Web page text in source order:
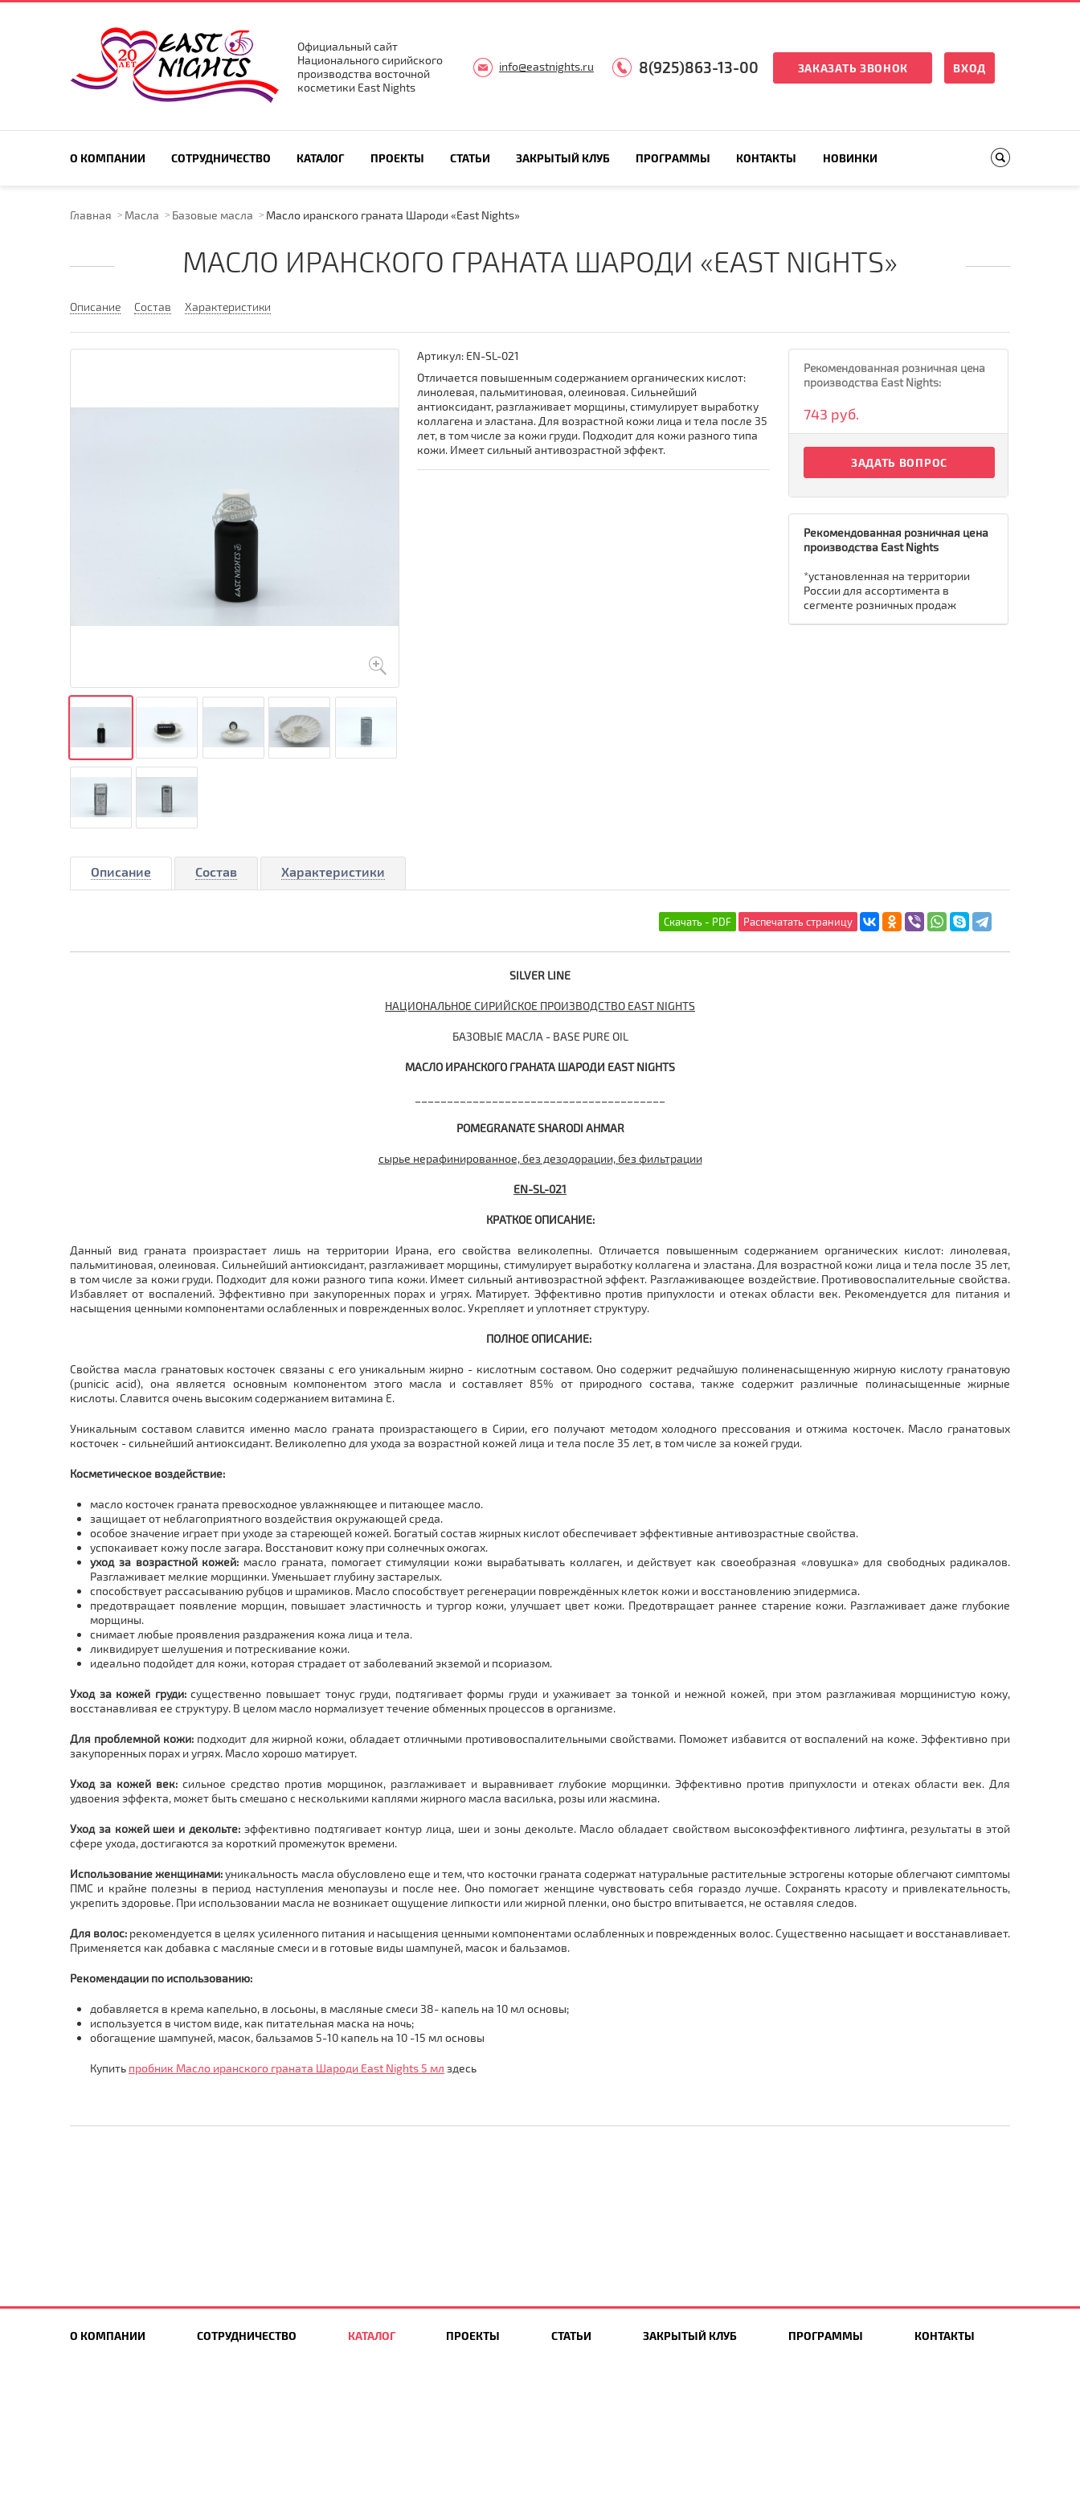
Официальный сайт
Национального сирийского
производства восточной
косметики East Nights
info@eastnights.ru 8(925)863-13-00 ЗАКАЗАТЬ ЗВОНОК ВХОД
О КОМПАНИИ СОТРУДНИЧЕСТВО КАТАЛОГ ПРОЕКТЫ СТАТЬИ ЗАКРЫТЫЙ КЛУБ ПРОГРАММЫ КОНТАКТЫ НОВИНКИ
ПОИСК ПО САЙТУ
Главная Масла Базовые масла Масло иранского граната Шароди «East Nights»
МАСЛО ИРАНСКОГО ГРАНАТА ШАРОДИ «EAST NIGHTS»
Описание Состав Характеристики
Артикул: EN-SL-021
Отличается повышенным содержанием органических кислот:
линолевая, пальмитиновая, олеиновая. Сильнейший
антиоксидант, разглаживает морщины, стимулирует выработку
коллагена и эластана. Для возрастной кожи лица и тела после 35
лет, в том числе за кожи груди. Подходит для кожи разного типа
кожи. Имеет сильный антивозрастной эффект.
Рекомендованная розничная цена
производства East Nights:
743 руб.
ЗАДАТЬ ВОПРОС
Рекомендованная розничная цена
производства East Nights
*установленная на территории
России для ассортимента в
сегменте розничных продаж
Описание Состав Характеристики
SILVER LINE
НАЦИОНАЛЬНОЕ СИРИЙСКОЕ ПРОИЗВОДСТВО EAST NIGHTS
БАЗОВЫЕ МАСЛА - BASE PURE OIL
МАСЛО ИРАНСКОГО ГРАНАТА ШАРОДИ EAST NIGHTS
POMEGRANATE SHARODI AHMAR
сырье нерафинированное, без дезодорации, без фильтрации
EN-SL-021
КРАТКОЕ ОПИСАНИЕ:
Данный вид граната произрастает лишь на территории Ирана, его свойства великолепны. Отличается повышенным содержанием органических кислот: линолевая,
пальмитиновая, олеиновая. Сильнейший антиоксидант, разглаживает морщины, стимулирует выработку коллагена и эластана. Для возрастной кожи лица и тела после 35 лет,
в том числе за кожи груди. Подходит для кожи разного типа кожи. Имеет сильный антивозрастной эффект. Разглаживающее воздействие. Противовоспалительные свойства.
Избавляет от воспалений. Эффективно при закупоренных порах и угрях. Матирует. Эффективно против припухлости и отеках области век. Рекомендуется для питания и
насыщения ценными компонентами ослабленных и поврежденных волос. Укрепляет и уплотняет структуру.
ПОЛНОЕ ОПИСАНИЕ:
Свойства масла гранатовых косточек связаны с его уникальным жирно - кислотным составом. Оно содержит редчайшую полиненасыщенную жирную кислоту гранатовую
(punicic acid), она является основным компонентом этого масла и составляет 85% от природного состава, также содержит различные полинасыщенные жирные
кислоты. Славится очень высоким содержанием витамина Е.
Уникальным составом славится именно масло граната произрастающего в Сирии, его получают методом холодного прессования и отжима косточек. Масло гранатовых
косточек - сильнейший антиоксидант. Великолепно для ухода за возрастной кожей лица и тела после 35 лет, в том числе за кожей груди.
Косметическое воздействие:
масло косточек граната превосходное увлажняющее и питающее масло.
защищает от неблагоприятного воздействия окружающей среда.
особое значение играет при уходе за стареющей кожей. Богатый состав жирных кислот обеспечивает эффективные антивозрастные свойства.
успокаивает кожу после загара. Восстановит кожу при солнечных ожогах.
уход за возрастной кожей: масло граната, помогает стимуляции кожи вырабатывать коллаген, и действует как своеобразная «ловушка» для свободных радикалов.
Разглаживает мелкие морщинки. Уменьшает глубину застарелых.
способствует рассасыванию рубцов и шрамиков. Масло способствует регенерации повреждённых клеток кожи и восстановлению эпидермиса.
предотвращает появление морщин, повышает эластичность и тургор кожи, улучшает цвет кожи. Предотвращает раннее старение кожи. Разглаживает даже глубокие
морщины.
снимает любые проявления раздражения кожа лица и тела.
ликвидирует шелушения и потрескивание кожи.
идеально подойдет для кожи, которая страдает от заболеваний экземой и псориазом.
Уход за кожей груди:существенно повышает тонус груди, подтягивает формы груди и ухаживает за тонкой и нежной кожей, при этом разглаживая морщинистую кожу,
восстанавливая ее структуру. В целом масло нормализует течение обменных процессов в организме.
Для проблемной кожи:подходит для жирной кожи, обладает отличными противовоспалительными свойствами. Поможет избавится от воспалений на коже. Эффективно при
закупоренных порах и угрях. Масло хорошо матирует.
Уход за кожей век: сильное средство против морщинок, разглаживает и выравнивает глубокие морщинки. Эффективно против припухлости и отеках области век. Для
удвоения эффекта, может быть смешано с несколькими каплями жирного масла василька, розы или жасмина.
Уход за кожей шеи и декольте: эффективно подтягивает контур лица, шеи и зоны декольте. Масло обладает свойством высокоэффективного лифтинга, результаты в этой
сфере ухода, достигаются за короткий промежуток времени.
Использование женщинами:уникальность масла обусловлено еще и тем, что косточки граната содержат натуральные растительные эстрогены которые облегчают симптомы
ПМС и крайне полезны в период наступления менопаузы и после нее. Оно помогает женщине чувствовать себя гораздо лучше. Сохранять красоту и привлекательность,
укрепить здоровье. При использовании масла не возникает ощущение липкости или жирной пленки, оно быстро впитывается, не оставляя следов.
Для волос: рекомендуется в целях усиленного питания и насыщения ценными компонентами ослабленных и поврежденных волос. Существенно насыщает и восстанавливает.
Применяется как добавка с масляные смеси и в готовые виды шампуней, масок и бальзамов.
Рекомендации по использованию:
добавляется в крема капельно, в лосьоны, в масляные смеси 38- капель на 10 мл основы;
используется в чистом виде, как питательная маска на ночь;
обогащение шампуней, масок, бальзамов 5-10 капель на 10 -15 мл основы
Купить пробник Масло иранского граната Шароди East Nights 5 мл здесь
О КОМПАНИИ СОТРУДНИЧЕСТВО КАТАЛОГ ПРОЕКТЫ СТАТЬИ ЗАКРЫТЫЙ КЛУБ ПРОГРАММЫ КОНТАКТЫ